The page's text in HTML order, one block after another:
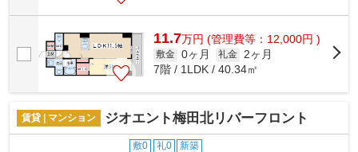
11.7万円 (管理費等：12,000円 )
敷金 0ヶ月 礼金 2ヶ月
7階 / 1LDK / 40.34㎡
賃貸 | マンション ジオエント梅田北リバーフロント
敷0 礼0 新築